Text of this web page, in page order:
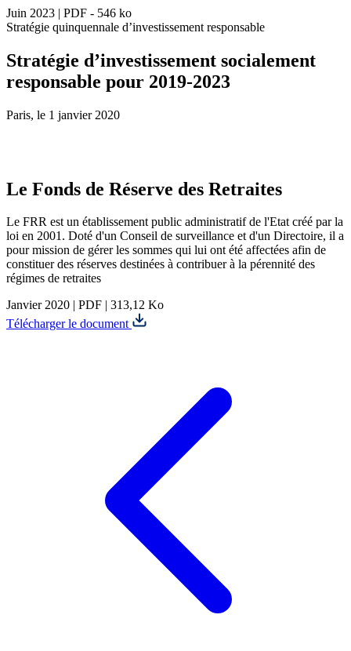
Juin 2023 | PDF - 546 ko
Stratégie quinquennale d’investissement responsable
Stratégie d’investissement socialement
responsable pour 2019-2023
Paris, le 1 janvier 2020
Le Fonds de Réserve des Retraites
Le FRR est un établissement public administratif de l'Etat créé par la
loi en 2001. Doté d'un Conseil de surveillance et d'un Directoire, il a
pour mission de gérer les sommes qui lui ont été affectées afin de
constituer des réserves destinées à contribuer à la pérennité des
régimes de retraites
Janvier 2020 | PDF | 313,12 Ko
Télécharger le document